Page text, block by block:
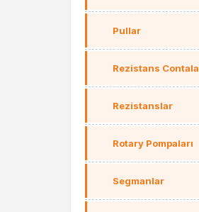
Pullar
Rezistans
Rezistanslar
Rotary Pompaları
Segmanlar